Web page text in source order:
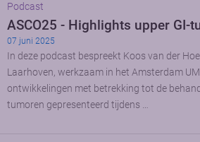
Podcast
ASCO25 - Highlights upper GI-
07 juni 2025
In deze podcast bespreekt Koos van der
Laarhoven, werkzaam in het Amsterdam
ontwikkelingen met betrekking tot de
tumoren gepresenteerd tijdens …